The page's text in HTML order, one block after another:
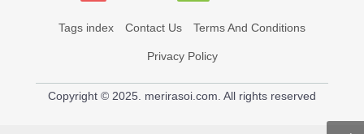
Tags index Contact Us Terms And Conditions
Privacy Policy
Copyright © 2025. merirasoi.com. All rights reserved